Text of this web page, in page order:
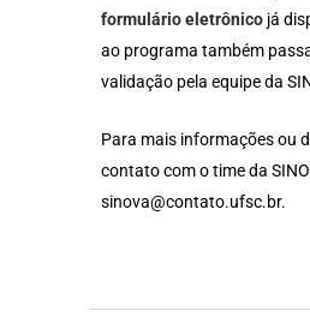
formulário eletrônico já
ao programa também
validação pela equipe da
Para mais informações ou
contato com o time da
sinova@contato.ufsc.br.